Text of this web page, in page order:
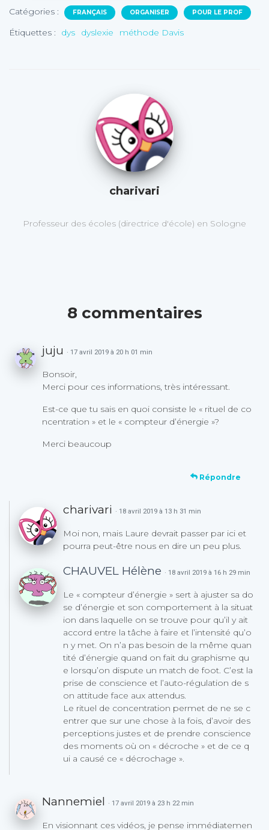
Catégories : FRANÇAIS ORGANISER POUR LE PROF
Étiquettes : dys dyslexie méthode Davis
charivari
Professeur des écoles (directrice d'école) en Sologne
8 commentaires
juju · 17 avril 2019 à 20 h 01 min
Bonsoir,
Merci pour ces informations, très intéressant.
Est-ce que tu sais en quoi consiste le « rituel de co
ncentration » et le « compteur d’énergie »?
Merci beaucoup
Répondre
charivari · 18 avril 2019 à 13 h 31 min
Moi non, mais Laure devrait passer par ici et
pourra peut-être nous en dire un peu plus.
CHAUVEL Hélène · 18 avril 2019 à 16 h 29 min
Le « compteur d’énergie » sert à ajuster sa do
se d’énergie et son comportement à la situat
ion dans laquelle on se trouve pour qu’il y ait
accord entre la tâche à faire et l’intensité qu’o
n y met. On n’a pas besoin de la même quan
tité d’énergie quand on fait du graphisme qu
e lorsqu’on dispute un match de foot. C’est la
prise de conscience et l’auto-régulation de s
on attitude face aux attendus.
Le rituel de concentration permet de ne se c
entrer que sur une chose à la fois, d’avoir des
perceptions justes et de prendre conscience
des moments où on « décroche » et de ce q
ui a causé ce « décrochage ».
Nannemiel · 17 avril 2019 à 23 h 22 min
En visionnant ces vidéos, je pense immédiatemen